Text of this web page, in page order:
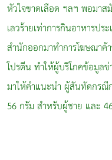
หัวใจขาดเลือด ฯลฯ พอมาส
เลวร้ายเท่าการกินอาหารปร
สำนักออกมาทำการโฆษณาค้
โปรตีน ทำให้ผู้บริโภคข้อมูล
มาให้คำแนะนำ ผู้สันทัดกรณี
56 กรัม สำหรับผู้ชาย และ